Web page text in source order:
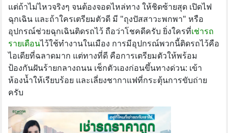
แต่ถ้าไม่ไหวจริงๆ จนต้องจอดไหล่ทาง ให้ชิดซ้ายสุด เปิดไฟ
ฉุกเฉิน และถ้าใครเตรียมตัวดี มี "ถุงปัสสาวะพกพา" หรือ
อุปกรณ์ช่วยฉุกเฉินติดรถไว้ ถือว่าโชคดีครับ ยิ่งใครที่เช่ารถ
รายเดือนไว้ใช้ทำงานในเมือง การมีอุปกรณ์พวกนี้ติดรถไว้คือ
ไอเดียที่ฉลาดมาก แต่ทางที่ดี คือการเตรียมตัวให้พร้อม
ป้องกันฝันร้ายกลางถนน เช็กตัวเองก่อนขึ้นทางด่วน: เข้า
ห้องน้ำให้เรียบร้อย และเลี่ยงชากาแฟที่กระตุ้นการขับถ่าย
ครับ